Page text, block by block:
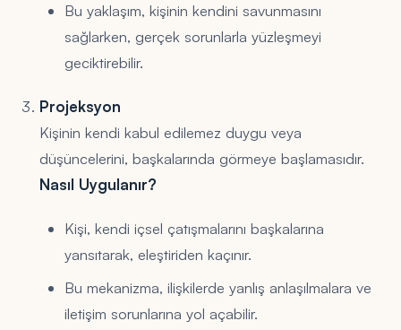
Bu yaklaşım, kişinin kendini savunmasını
sağlarken, gerçek sorunlarla yüzleşmeyi
geciktirebilir.
Projeksyon
Kişinin kendi kabul edilemez duygu veya
düşüncelerini, başkalarında görmeye başlamasıdır.
Nasıl Uygulanır?
Kişi, kendi içsel çatışmalarını başkalarına
yansıtarak, eleştiriden kaçınır.
Bu mekanizma, ilişkilerde yanlış anlaşılmalara ve
iletişim sorunlarına yol açabilir.